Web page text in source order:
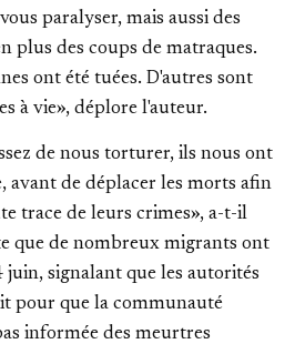
paralyser, mais aussi des
plus des coups de matraques.
ont été tuées. D'autres sont
à vie», déplore l'auteur.
de nous torturer, ils nous ont
avant de déplacer les morts afin
trace de leurs crimes», a-t-il
que de nombreux migrants ont
signalant que les autorités
pour que la communauté
informée des meurtres